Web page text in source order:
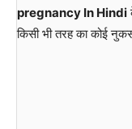
pregnancy In Hindi
किसी भी तरह का कोई